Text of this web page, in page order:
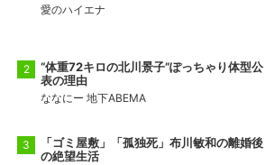
愛のハイエナ
“体重72キロの北川景子”ぽっちゃり体型公
表の理由
ななにー 地下ABEMA
「ゴミ屋敷」「孤独死」布川敏和の離婚後
の絶望生活